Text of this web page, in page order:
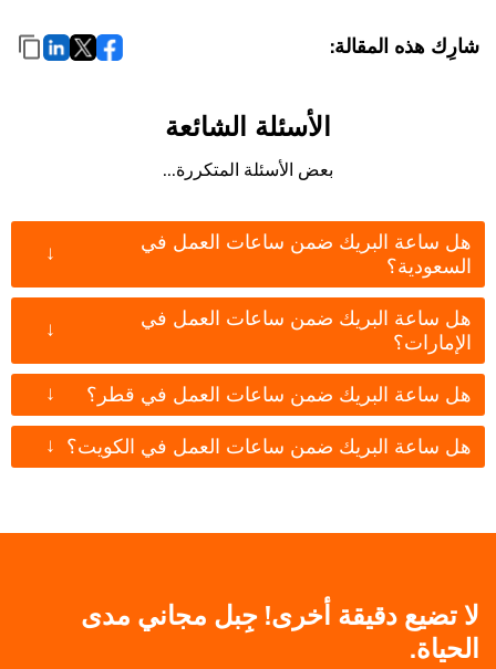
شارِك هذه المقالة:
الأسئلة الشائعة
بعض الأسئلة المتكررة...
هل ساعة البريك ضمن ساعات العمل في
السعودية؟
↓
هل ساعة البريك ضمن ساعات العمل في
الإمارات؟
↓
هل ساعة البريك ضمن ساعات العمل في قطر؟ ↓
هل ساعة البريك ضمن ساعات العمل في الكويت؟ ↓
لا تضيع دقيقة أخرى! جِبل مجاني مدى
الحياة.